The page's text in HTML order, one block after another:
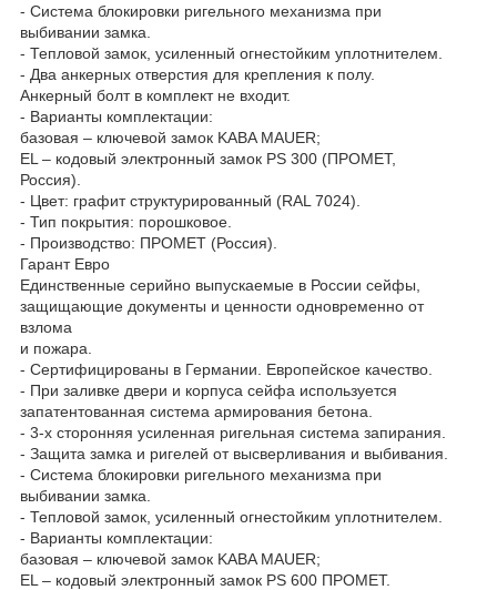
- Система блокировки ригельного механизма при
выбивании замка.
- Тепловой замок, усиленный огнестойким уплотнителем.
- Два анкерных отверстия для крепления к полу.
Анкерный болт в комплект не входит.
- Варианты комплектации:
базовая – ключевой замок KABA MAUER;
EL – кодовый электронный замок PS 300 (ПРОМЕТ,
Россия).
- Цвет: графит структурированный (RAL 7024).
- Тип покрытия: порошковое.
- Производство: ПРОМЕТ (Россия).
Гарант Евро
Единственные серийно выпускаемые в России сейфы,
защищающие документы и ценности одновременно от
взлома
и пожара.
- Сертифицированы в Германии. Европейское качество.
- При заливке двери и корпуса сейфа используется
запатентованная система армирования бетона.
- 3-х сторонняя усиленная ригельная система запирания.
- Защита замка и ригелей от высверливания и выбивания.
- Система блокировки ригельного механизма при
выбивании замка.
- Тепловой замок, усиленный огнестойким уплотнителем.
- Варианты комплектации:
базовая – ключевой замок KABA MAUER;
EL – кодовый электронный замок PS 600 ПРОМЕТ.